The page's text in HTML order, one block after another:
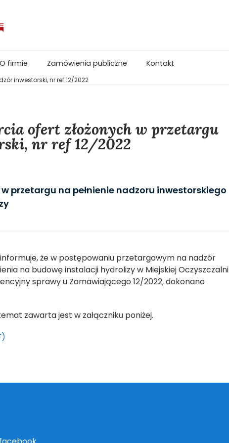
O firmie Zamówienia publiczne Kontakt
inwestorski, nr ref 12/2022
ofert złożonych w przetargu
nr ref 12/2022
przetargu na pełnienie nadzoru inwestorskiego
informuje, że w postępowaniu przetargowym na nadzór
na budowę instalacji hydrolizy w Miejskiej Oczyszczalni
sprawy u Zamawiającego 12/2022, dokonano
zawarta jest w załączniku poniżej.